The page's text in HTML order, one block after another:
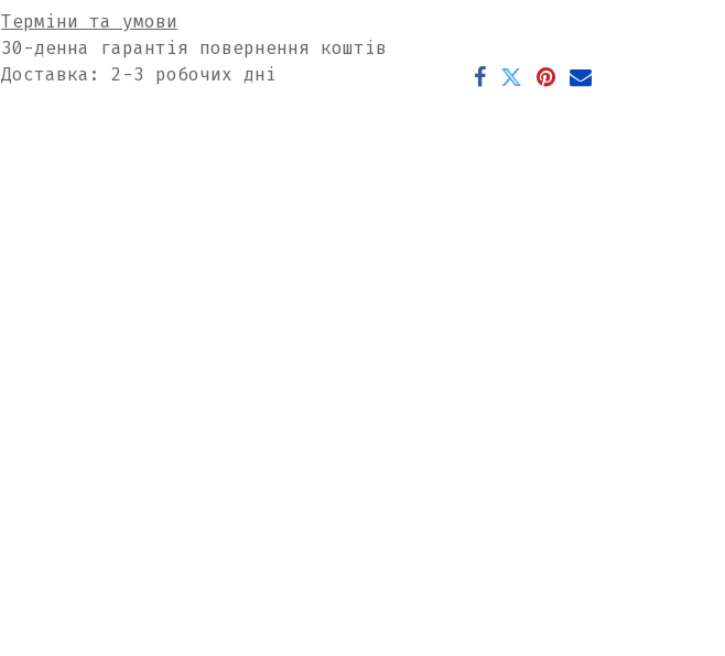
Терміни та умови
30-денна гарантія повернення коштів
Доставка: 2-3 робочих дні